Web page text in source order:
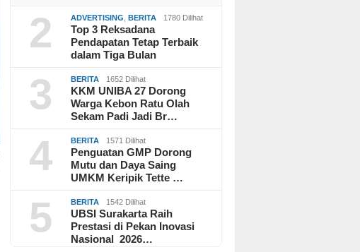
2 ADVERTISING ,BERITA 1780 Dilihat
Top 3 Reksadana
Pendapatan Tetap Terbaik
dalam Tiga Bulan
3 BERITA 1652 Dilihat
KKM UNIBA 27 Dorong
Warga Kebon Ratu Olah
Sekam Padi Jadi Br…
4 BERITA 1571 Dilihat
Penguatan GMP Dorong
Mutu dan Daya Saing
UMKM Keripik Tette …
5 BERITA 1542 Dilihat
UBSI Surakarta Raih
Prestasi di Pekan Inovasi
Nasional 2026…